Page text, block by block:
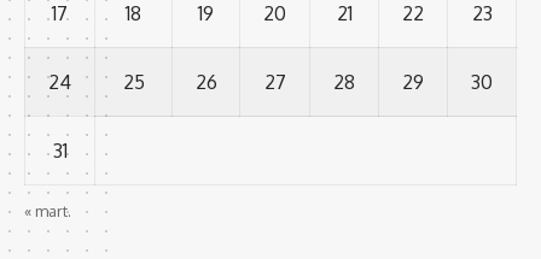
17 18 19 20 21 22 23
24 25 26 27 28 29 30
31
« mart.